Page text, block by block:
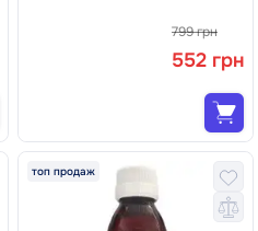
799 грн
552 грн
топ продаж